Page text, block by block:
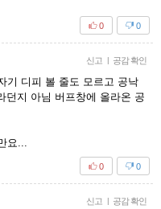
0
0
신고 | 공감 확인
기 디피 볼 줄도 모르고 공낙
던지 아님 버프창에 올라온 공
요...
0
0
신고 | 공감 확인